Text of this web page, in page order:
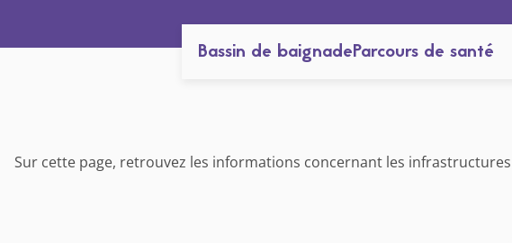
Bassin de baignadeParcours de santé
Sur cette page, retrouvez les informations concernant les